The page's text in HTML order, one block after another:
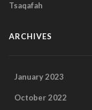
Tsaqafah
ARCHIVES
January 2023
October 2022